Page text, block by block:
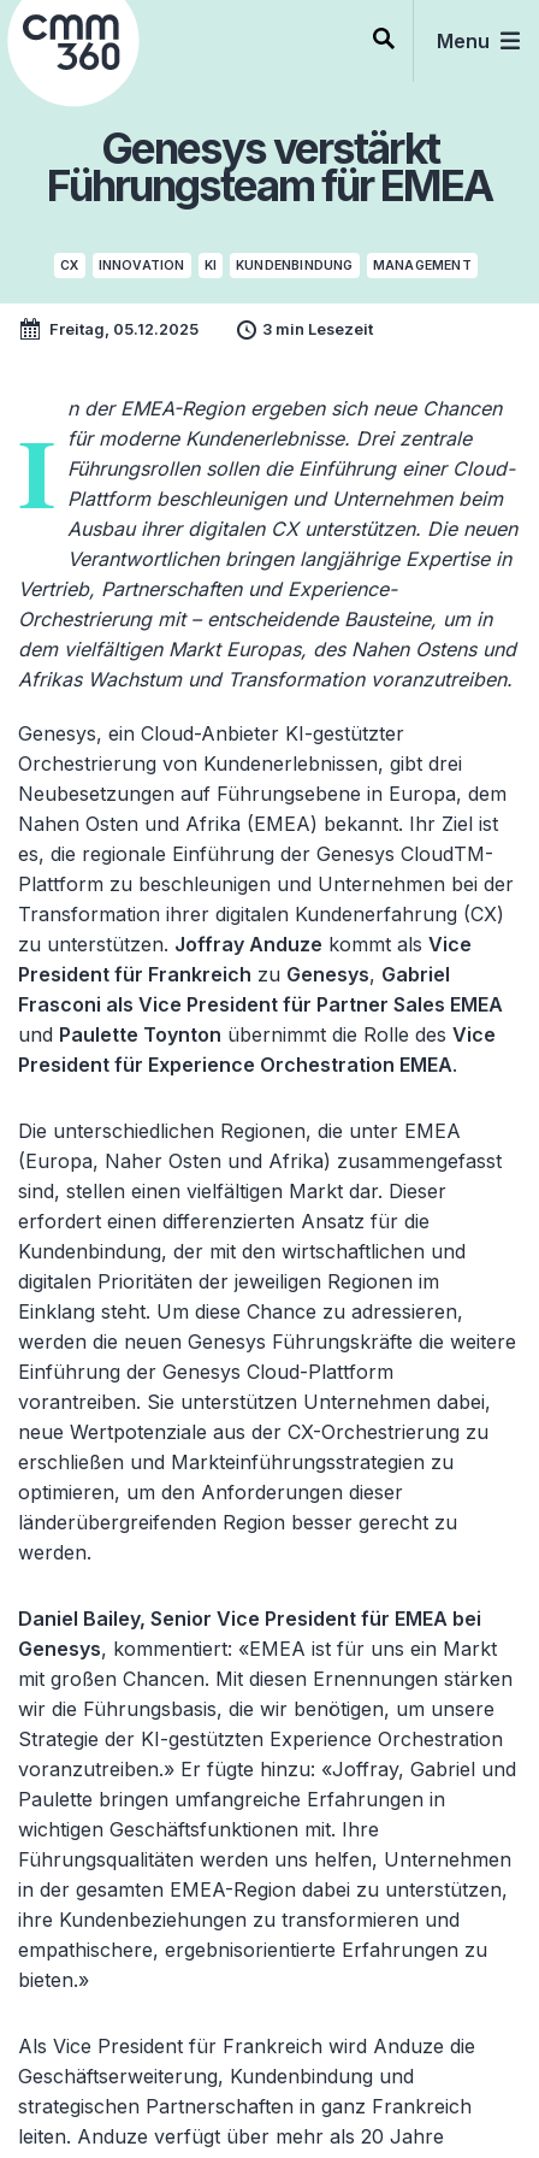
Skip
to
content
Menu
Genesys verstärkt
Führungsteam für EMEA
CX INNOVATION KI KUNDENBINDUNG MANAGEMENT
Freitag, 05.12.2025 3 min Lesezeit
I n der EMEA-Region ergeben sich neue Chancen
für moderne Kundenerlebnisse. Drei zentrale
Führungsrollen sollen die Einführung einer Cloud-
Plattform beschleunigen und Unternehmen beim
Ausbau ihrer digitalen CX unterstützen. Die neuen
Verantwortlichen bringen langjährige Expertise in
Vertrieb, Partnerschaften und Experience-
Orchestrierung mit – entscheidende Bausteine, um in
dem vielfältigen Markt Europas, des Nahen Ostens und
Afrikas Wachstum und Transformation voranzutreiben.
Genesys, ein Cloud-Anbieter KI-gestützter
Orchestrierung von Kundenerlebnissen, gibt drei
Neubesetzungen auf Führungsebene in Europa, dem
Nahen Osten und Afrika (EMEA) bekannt. Ihr Ziel ist
es, die regionale Einführung der Genesys CloudTM-
Plattform zu beschleunigen und Unternehmen bei der
Transformation ihrer digitalen Kundenerfahrung (CX)
zu unterstützen. Joffray Anduze kommt als Vice
President für Frankreich zu Genesys, Gabriel
Frasconi als Vice President für Partner Sales EMEA
und Paulette Toynton übernimmt die Rolle des Vice
President für Experience Orchestration EMEA.
Die unterschiedlichen Regionen, die unter EMEA
(Europa, Naher Osten und Afrika) zusammengefasst
sind, stellen einen vielfältigen Markt dar. Dieser
erfordert einen differenzierten Ansatz für die
Kundenbindung, der mit den wirtschaftlichen und
digitalen Prioritäten der jeweiligen Regionen im
Einklang steht. Um diese Chance zu adressieren,
werden die neuen Genesys Führungskräfte die weitere
Einführung der Genesys Cloud-Plattform
vorantreiben. Sie unterstützen Unternehmen dabei,
neue Wertpotenziale aus der CX-Orchestrierung zu
erschließen und Markteinführungsstrategien zu
optimieren, um den Anforderungen dieser
länderübergreifenden Region besser gerecht zu
werden.
Daniel Bailey, Senior Vice President für EMEA bei
Genesys, kommentiert: «EMEA ist für uns ein Markt
mit großen Chancen. Mit diesen Ernennungen stärken
wir die Führungsbasis, die wir benötigen, um unsere
Strategie der KI-gestützten Experience Orchestration
voranzutreiben.» Er fügte hinzu: «Joffray, Gabriel und
Paulette bringen umfangreiche Erfahrungen in
wichtigen Geschäftsfunktionen mit. Ihre
Führungsqualitäten werden uns helfen, Unternehmen
in der gesamten EMEA-Region dabei zu unterstützen,
ihre Kundenbeziehungen zu transformieren und
empathischere, ergebnisorientierte Erfahrungen zu
bieten.»
Als Vice President für Frankreich wird Anduze die
Geschäftserweiterung, Kundenbindung und
strategischen Partnerschaften in ganz Frankreich
leiten. Anduze verfügt über mehr als 20 Jahre